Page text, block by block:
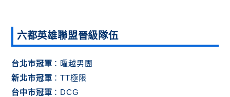
六都英雄聯盟晉級隊伍
台北市冠軍 ：曜越男團
新北市冠軍 ：TT極限
台中市冠軍 ：DCG